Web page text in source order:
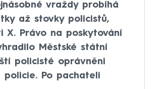
vraždy probíhá
až stovky policistů,
Právo na poskytování
Městské státní
policisté oprávněni
Po pachateli